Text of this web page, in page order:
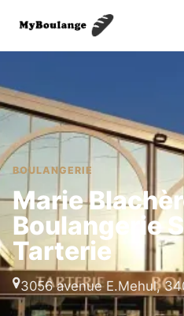
BOULANGERIE
Marie
Boulangerie
Tarterie
3056 avenue E.Mehul,